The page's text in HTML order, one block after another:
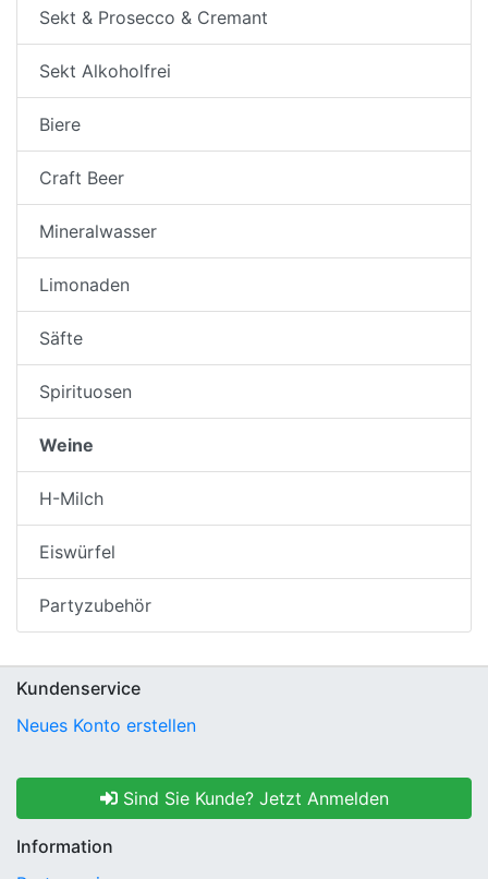
Sekt & Prosecco & Cremant
Sekt Alkoholfrei
Biere
Craft Beer
Mineralwasser
Limonaden
Säfte
Spirituosen
Weine
H-Milch
Eiswürfel
Partyzubehör
Kundenservice
Neues Konto erstellen
Sind Sie Kunde? Jetzt Anmelden
Information